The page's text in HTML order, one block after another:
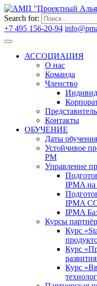
Search for:
+7 495 156-20-94
АССОЦИАЦИЯ
О нас
Команда
Членство
Контакты
ОБУЧЕНИЕ
Даты обучения
Устойчивое
PM
Управление
IPMA на
IPMA
IPMA
Курсы
Курс
Курс
Курс